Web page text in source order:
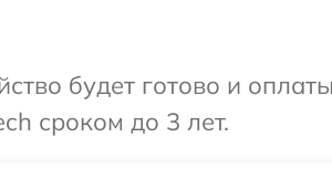
будет готово и
сроком до 3 лет.